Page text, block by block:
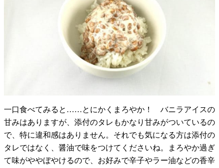
一口食べてみると……とにかくまろやか！ バニラアイスの
甘みはありますが、添付のタレもかなり甘みがついているの
で、特に違和感はありません。それでも気になる方は添付の
タレではなく、醤油で味をつけてくださいね。まろやか過ぎ
て味がややぼやけるので、お好みで辛子やラー油などの香辛